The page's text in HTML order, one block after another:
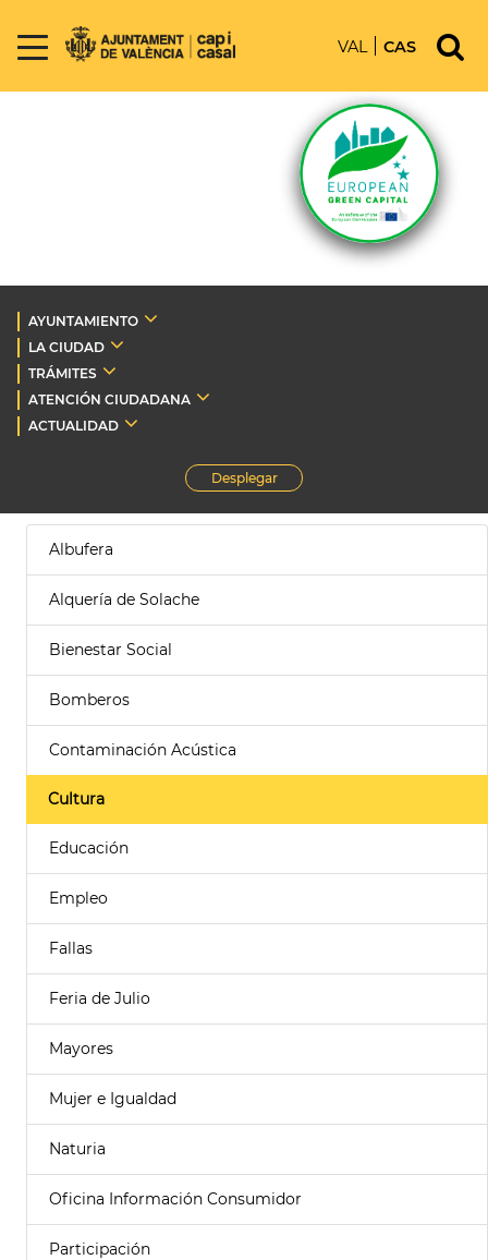
VAL CAS
AYUNTAMIENTO
LA CIUDAD
TRÁMITES
ATENCIÓN CIUDADANA
ACTUALIDAD
Desplegar
Albufera
Alquería de Solache
Bienestar Social
Bomberos
Contaminación Acústica
Cultura
Educación
Empleo
Fallas
Feria de Julio
Mayores
Mujer e Igualdad
Naturia
Oficina Información Consumidor
Participación